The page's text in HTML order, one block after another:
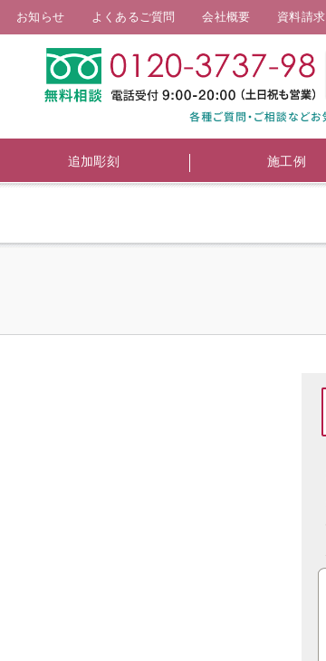
お知らせ よくあるご質問 会社概要 資料請求
追加彫刻 施工例